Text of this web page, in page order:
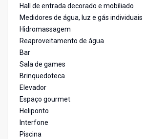
Hall de entrada decorado e mobiliado
Medidores de água, luz e gás individuais
Hidromassagem
Reaproveitamento de água
Bar
Sala de games
Brinquedoteca
Elevador
Espaço gourmet
Heliponto
Interfone
Piscina